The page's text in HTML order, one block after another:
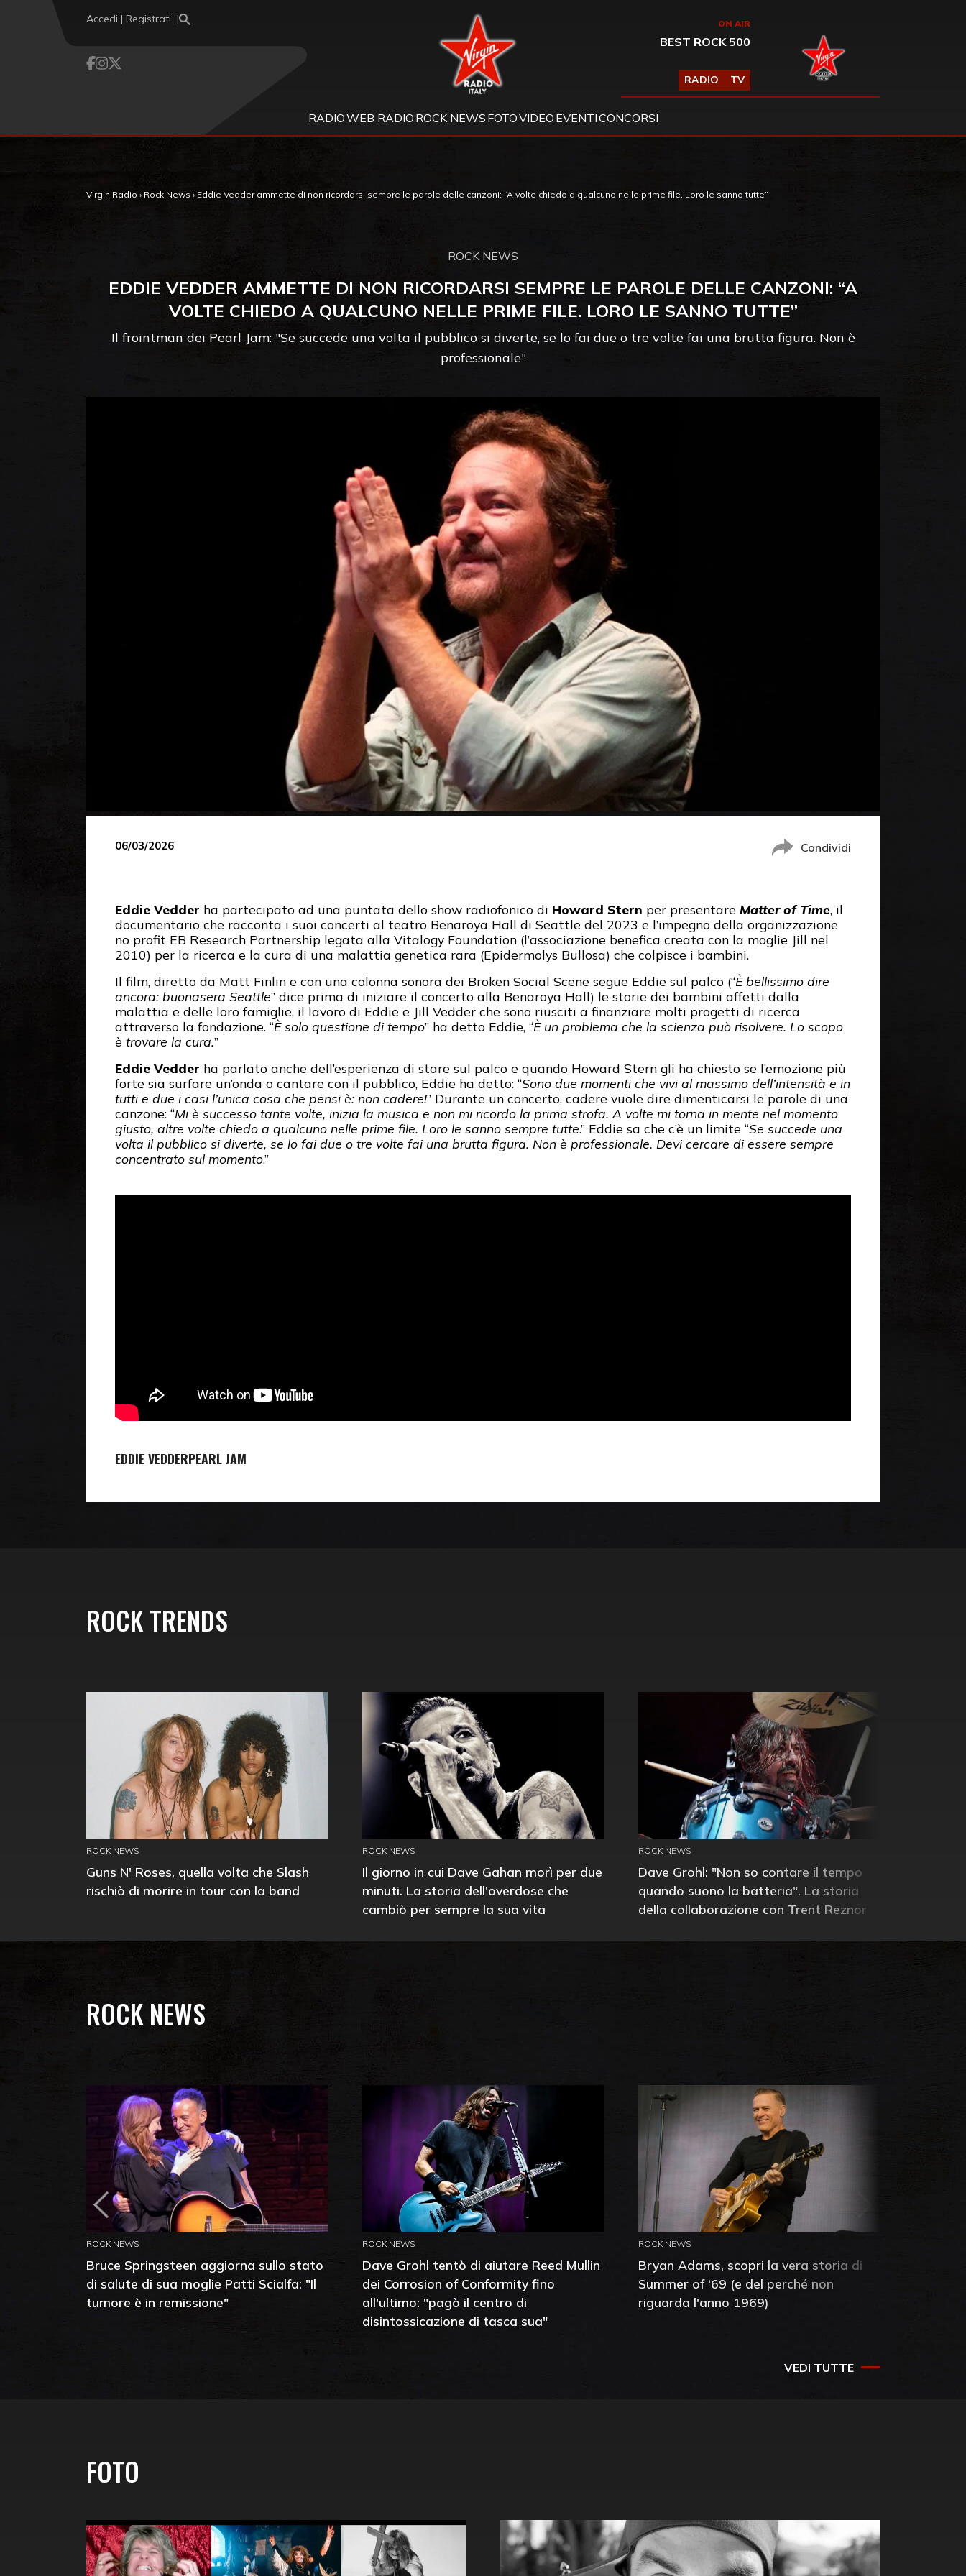
Accedi | Registrati Virgin Radio ON AIR
BEST ROCK 500
RADIO TV
RADIOWEB RADIO ROCK NEWS FOTOVIDEO EVENTICONCORSI
Virgin Radio › Rock News › Eddie Vedder ammette di non ricordarsi sempre le parole delle canzoni: “A volte chiedo a qualcuno nelle prime file. Loro le sanno tutte”
ROCK NEWS
EDDIE VEDDER AMMETTE DI NON RICORDARSI SEMPRE LE PAROLE DELLE CANZONI: “A
VOLTE CHIEDO A QUALCUNO NELLE PRIME FILE. LORO LE SANNO TUTTE”
Il frointman dei Pearl Jam: "Se succede una volta il pubblico si diverte, se lo fai due o tre volte fai una brutta figura. Non è
professionale"
06/03/2026 Condividi
Eddie Vedder ha partecipato ad una puntata dello show radiofonico di Howard Stern per presentare Matter of Time, il
documentario che racconta i suoi concerti al teatro Benaroya Hall di Seattle del 2023 e l’impegno della organizzazione
no profit EB Research Partnership legata alla Vitalogy Foundation (l’associazione benefica creata con la moglie Jill nel
2010) per la ricerca e la cura di una malattia genetica rara (Epidermolys Bullosa) che colpisce i bambini.
Il film, diretto da Matt Finlin e con una colonna sonora dei Broken Social Scene segue Eddie sul palco (“È bellissimo dire
ancora: buonasera Seattle” dice prima di iniziare il concerto alla Benaroya Hall) le storie dei bambini affetti dalla
malattia e delle loro famiglie, il lavoro di Eddie e Jill Vedder che sono riusciti a finanziare molti progetti di ricerca
attraverso la fondazione. “È solo questione di tempo” ha detto Eddie, “È un problema che la scienza può risolvere. Lo scopo
è trovare la cura.”
Eddie Vedder ha parlato anche dell’esperienza di stare sul palco e quando Howard Stern gli ha chiesto se l’emozione più
forte sia surfare un’onda o cantare con il pubblico, Eddie ha detto: “Sono due momenti che vivi al massimo dell’intensità e in
tutti e due i casi l’unica cosa che pensi è: non cadere!” Durante un concerto, cadere vuole dire dimenticarsi le parole di una
canzone: “Mi è successo tante volte, inizia la musica e non mi ricordo la prima strofa. A volte mi torna in mente nel momento
giusto, altre volte chiedo a qualcuno nelle prime file. Loro le sanno sempre tutte.” Eddie sa che c’è un limite “Se succede una
volta il pubblico si diverte, se lo fai due o tre volte fai una brutta figura. Non è professionale. Devi cercare di essere sempre
concentrato sul momento.”
EDDIE VEDDERPEARL JAM
ROCK TRENDS
ROCK NEWS
Guns N' Roses, quella volta che Slash
rischiò di morire in tour con la band
ROCK NEWS
Il giorno in cui Dave Gahan morì per due
minuti. La storia dell'overdose che
cambiò per sempre la sua vita
ROCK NEWS
Dave Grohl: "Non so contare il tempo
quando suono la batteria". La storia
della collaborazione con Trent Reznor
ROCK NEWS
ROCK NEWS
Bruce Springsteen aggiorna sullo stato
di salute di sua moglie Patti Scialfa: "Il
tumore è in remissione"
ROCK NEWS
Dave Grohl tentò di aiutare Reed Mullin
dei Corrosion of Conformity fino
all'ultimo: "pagò il centro di
disintossicazione di tasca sua"
ROCK NEWS
Bryan Adams, scopri la vera storia di
Summer of ‘69 (e del perché non
riguarda l'anno 1969)
VEDI TUTTE
FOTO